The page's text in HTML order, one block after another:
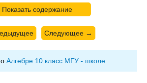
Показать содержание
Следующее →
Алгебре 10 класс МГУ - школе